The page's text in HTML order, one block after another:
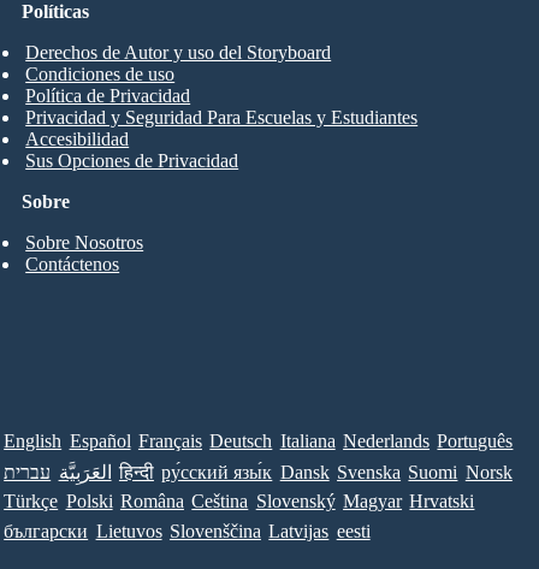
Sobre
Sobre Nosotros
Contáctenos
Políticas
Derechos de Autor y uso del Storyboard
Condiciones de uso
Política de Privacidad
Privacidad y Seguridad Para Escuelas y Estudiantes
Accesibilidad
Sus Opciones de Privacidad
English Español Français Deutsch Italiana Nederlands Português
עברית العَرَبِيَّة हिन्दी ру́сский язы́к Dansk Svenska Suomi Norsk
Türkçe Polski Româna Ceština Slovenský Magyar Hrvatski
български Lietuvos Slovenščina Latvijas eesti